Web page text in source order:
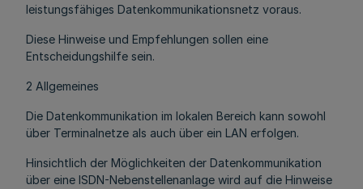
leistungsfähiges Datenkommunikationsnetz voraus.
Diese Hinweise und Empfehlungen sollen eine
Entscheidungshilfe sein.
2 Allgemeines
Die Datenkommunikation im lokalen Bereich kann sowohl
über Terminalnetze als auch über ein LAN erfolgen.
Hinsichtlich der Möglichkeiten der Datenkommunikation
über eine ISDN-Nebenstellenanlage wird auf die Hinweise